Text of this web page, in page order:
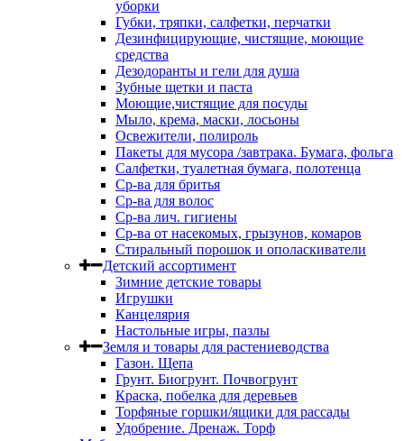
уборки
Губки, тряпки, салфетки, перчатки
Дезинфицирующие, чистящие, моющие
средства
Дезодоранты и гели для душа
Зубные щетки и паста
Моющие,чистящие для посуды
Мыло, крема, маски, лосьоны
Освежители, полироль
Пакеты для мусора /завтрака. Бумага, фольга
Салфетки, туалетная бумага, полотенца
Ср-ва для бритья
Ср-ва для волос
Ср-ва лич. гигиены
Ср-ва от насекомых, грызунов, комаров
Стиральный порошок и ополаскиватели
Детский ассортимент
Зимние детские товары
Игрушки
Канцелярия
Настольные игры, пазлы
Земля и товары для растениеводства
Газон. Щепа
Грунт. Биогрунт. Почвогрунт
Краска, побелка для деревьев
Торфяные горшки/ящики для рассады
Удобрение. Дренаж. Торф